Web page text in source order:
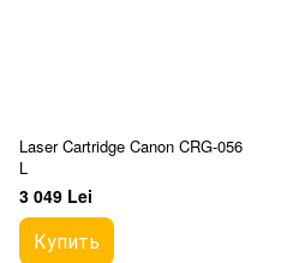
Laser Cartridge Canon CRG-056
L
3 049 Lei
Купить